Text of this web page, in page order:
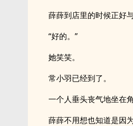
薛薛到店里的时候正好
“好的。”
她笑笑。
常小羽已经到了。
一个人垂头丧气地坐在
薛薛不用想也知道是因为